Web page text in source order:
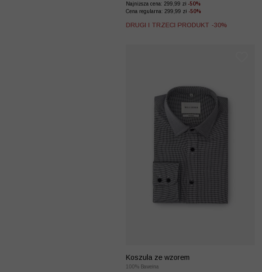
Najniższa cena: 299,99 zł -50%
Cena regularna: 299,99 zł -50%
DRUGI I TRZECI PRODUKT -30%
Koszula ze wzorem
100% Bawełna